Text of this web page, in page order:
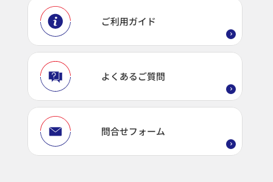
ご利用ガイド
よくあるご質問
問合せフォーム